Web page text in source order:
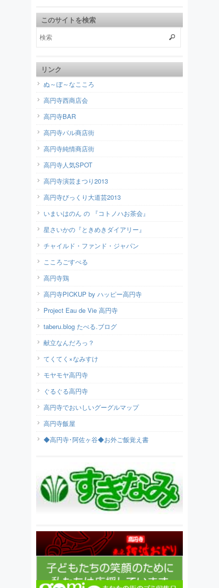
このサイトを検索
リンク
ぬ～ぼ～なこころ
高円寺西商店会
高円寺BAR
高円寺パル商店街
高円寺純情商店街
高円寺人気SPOT
高円寺演芸まつり2013
高円寺びっくり大道芸2013
いまいはのん の 『コトノハお茶会』
星さいかの『ときめきダイアリー』
チャイルド・ファンド・ジャパン
こころごすぺる
高円寺鶏
高円寺PICKUP by ハッピー高円寺
Project Eau de Vie 高円寺
taberu.blog たべる.ブログ
献立なんだろっ？
てくてく×なみすけ
モヤモヤ高円寺
ぐるぐる高円寺
高円寺でおいしいグーグルマップ
高円寺飯屋
◆高円寺･阿佐ヶ谷◆お外ご飯覚え書